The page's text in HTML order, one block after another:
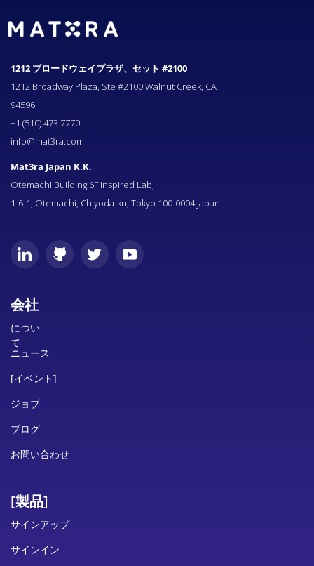
1212 ブロードウェイプラザ、セット #2100
1212 Broadway Plaza, Ste #2100 Walnut Creek, CA
94596
+1 (510) 473 7770
info@mat3ra.com
Mat3ra Japan K.K.
Otemachi Building 6F Inspired Lab,
1-6-1, Otemachi, Chiyoda-ku, Tokyo 100-0004 Japan
会社
につい
て
ニュース
[イベント]
ジョブ
ブログ
お問い合わせ
[製品]
サインアップ
サインイン